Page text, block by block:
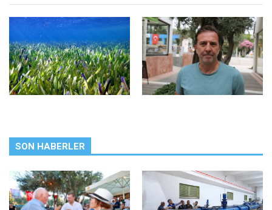
SON HABERLER